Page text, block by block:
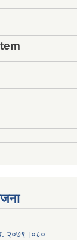
२०७९।०८०